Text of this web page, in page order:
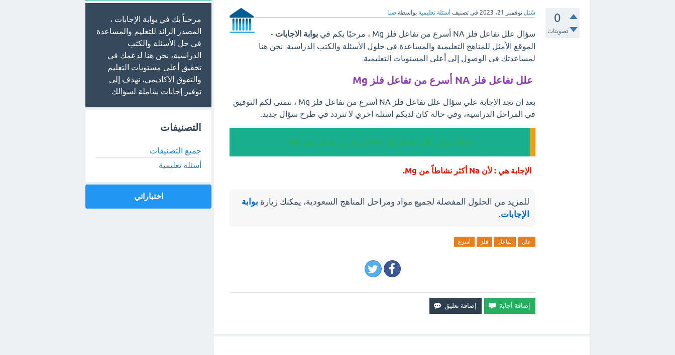
0
تصويتات
سُئل نوفمبر 21، 2023 في تصنيف أسئلة تعليمية بواسطة صبا
سؤال علل تفاعل فلز NA أسرع من تفاعل فلز Mg ، مرحبًا بكم في بوابة الاجابات -
الموقع الأمثل للمناهج التعليمية والمساعدة في حلول الأسئلة والكتب الدراسية. نحن هنا
لمساعدتك في الوصول إلى أعلى المستويات التعليمية.
علل تفاعل فلز NA أسرع من تفاعل فلز Mg
بعد ان تجد الإجابة علي سؤال علل تفاعل فلز NA أسرع من تفاعل فلز Mg ، نتمنى لكم التوفيق
في المراحل الدراسية، وفي حالة كان لديكم اسئلة اخري لا تتردد في طرح سؤال جديد.
إجابة سؤال علل تفاعل فلز NA أسرع من تفاعل فلز Mg
الإجابة هي : لأن Na أكثر نشاطاً من Mg.
للمزيد من الحلول المفصلة لجميع مواد ومراحل المناهج السعودية، يمكنك زيارة بوابة
الإجابات.
علل تفاعل فلز أسرع
مرحباً بك في بوابة الإجابات ،
المصدر الرائد للتعليم والمساعدة
في حل الأسئلة والكتب
الدراسية، نحن هنا لدعمك في
تحقيق أعلى مستويات التعليم
والتفوق الأكاديمي، نهدف إلى
توفير إجابات شاملة لسؤالك
التصنيفات
جميع التصنيفات
أسئلة تعليمية
اختباراتي